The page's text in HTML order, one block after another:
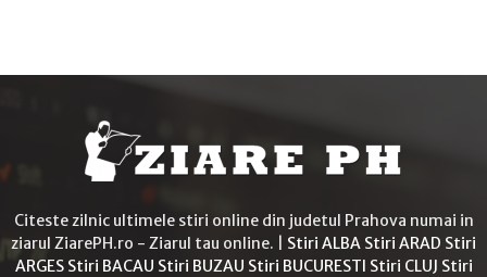
Citeste zilnic ultimele stiri online din judetul Prahova numai in
ziarul ZiarePH.ro - Ziarul tau online. | Stiri ALBA Stiri ARAD Stiri
ARGES Stiri BACAU Stiri BUZAU Stiri BUCURESTI Stiri CLUJ Stiri